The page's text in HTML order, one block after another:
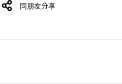
同朋友分享